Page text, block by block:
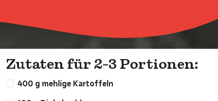
Zutaten für 2-3 Portionen:
400 g mehlige Kartoffeln